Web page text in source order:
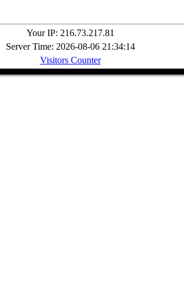
Your IP: 216.73.217.81
Server Time: 2026-08-06 21:34:14
Visitors Counter